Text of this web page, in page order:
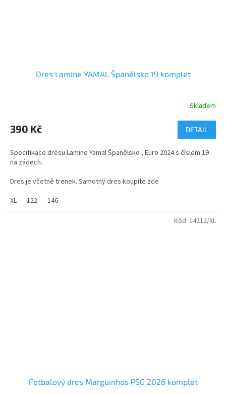
Dres Lamine YAMAL Španělsko 19 komplet
produktu
je
z
5
Skladem
390 Kč DETAIL
Specifikace dresu Lamine Yamal Španělsko , Euro 2024 s číslem 19
na zádech.
Dres je včetně trenek. Samotný dres koupíte zde
XL 122 146
Fotbalový dres Marguinhos PSG 2026 komplet
Kód: 14212/XL